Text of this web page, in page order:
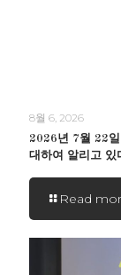
8월 6, 2026
2026년 7월 22일
대하여 알리고 있
Read